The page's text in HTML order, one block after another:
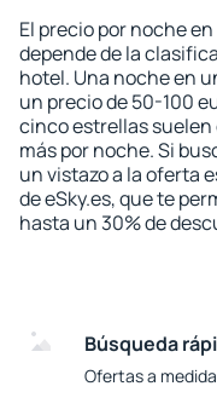
El precio por noche
depende de la
hotel. Una noche en
un precio de 50-100
cinco estrellas suelen
más por noche. Si
un vistazo a la oferta
de eSky.es, que te
hasta un 30% de
Búsqueda
Ofertas a